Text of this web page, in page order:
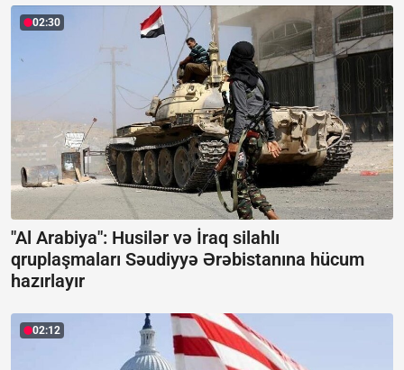
02:30
"Al Arabiya": Husilər və İraq silahlı
qruplaşmaları Səudiyyə Ərəbistanına hücum
hazırlayır
02:12